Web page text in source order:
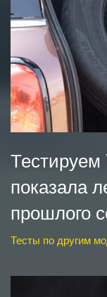
показала
прошлого
Тесты по другим